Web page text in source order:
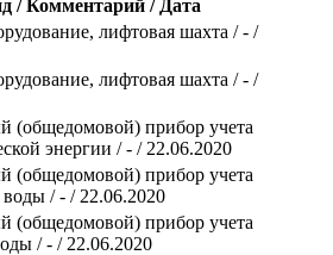
/ Комментарий / Дата
лифтовая шахта / - /
лифтовая шахта / - /
(общедомовой) прибор учета
энергии / - / 22.06.2020
(общедомовой) прибор учета
/ - / 22.06.2020
(общедомовой) прибор учета
/ - / 22.06.2020